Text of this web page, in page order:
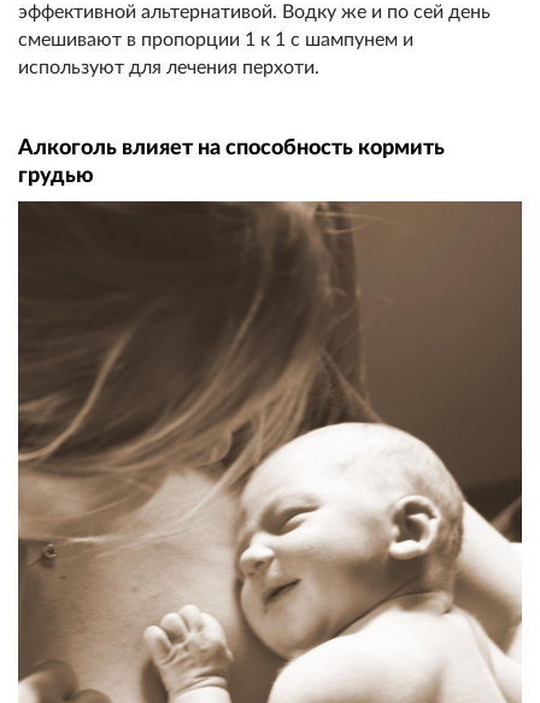
эффективной альтернативой. Водку же и по сей день
смешивают в пропорции 1 к 1 с шампунем и
используют для лечения перхоти.
Алкоголь влияет на способность кормить
грудью